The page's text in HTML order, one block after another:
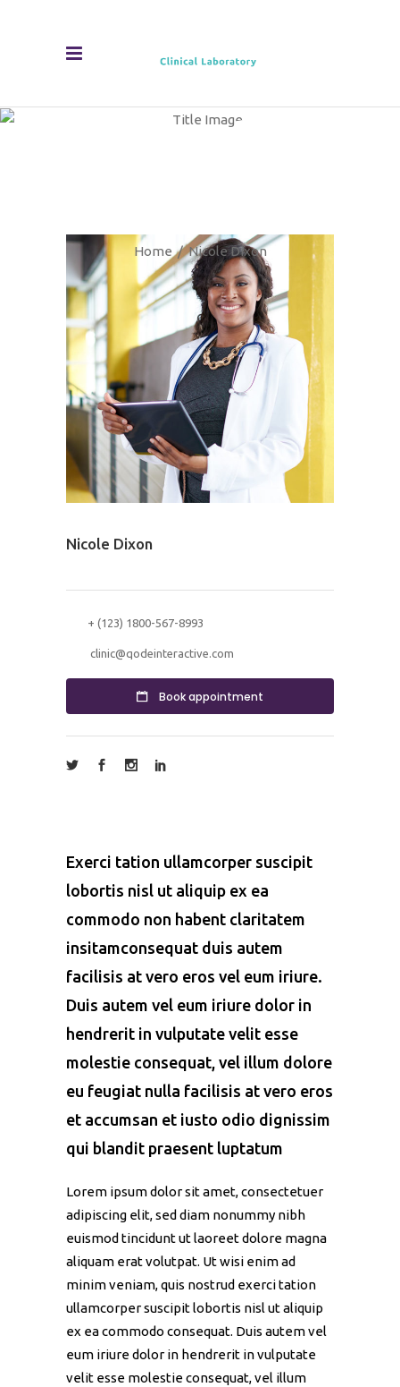
Nicole
Home/Nicole Dixon
Nicole Dixon
+ (123) 1800-567-8993
clinic@qodeinteractive.com
Book appointment
Exerci tation ullamcorper suscipit
lobortis nisl ut aliquip ex ea
commodo non habent claritatem
insitamconsequat duis autem
facilisis at vero eros vel eum iriure.
Duis autem vel eum iriure dolor in
hendrerit in vulputate velit esse
molestie consequat, vel illum dolore
eu feugiat nulla facilisis at vero eros
et accumsan et iusto odio dignissim
qui blandit praesent luptatum
Lorem ipsum dolor sit amet, consectetuer
adipiscing elit, sed diam nonummy nibh
euismod tincidunt ut laoreet dolore magna
aliquam erat volutpat. Ut wisi enim ad
minim veniam, quis nostrud exerci tation
ullamcorper suscipit lobortis nisl ut aliquip
ex ea commodo consequat. Duis autem vel
eum iriure dolor in hendrerit in vulputate
velit esse molestie consequat, vel illum